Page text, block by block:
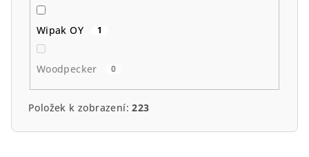
Wipak OY 1
Woodpecker 0
Položek k zobrazení:223